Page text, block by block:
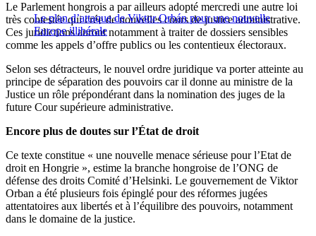
Le plan d’attaque de Viktor Orbán pour une nouvelle
Europe illibérale
Le Parlement hongrois a par ailleurs adopté mercredi une autre loi
très contestée qui crée de nouvelles cours de justice administrative.
Ces juridictions auront notamment à traiter de dossiers sensibles
comme les appels d’offre publics ou les contentieux électoraux.
Selon ses détracteurs, le nouvel ordre juridique va porter atteinte au
principe de séparation des pouvoirs car il donne au ministre de la
Justice un rôle prépondérant dans la nomination des juges de la
future Cour supérieure administrative.
Encore plus de doutes sur l’État de droit
Ce texte constitue « une nouvelle menace sérieuse pour l’Etat de
droit en Hongrie », estime la branche hongroise de l’ONG de
défense des droits Comité d’Helsinki. Le gouvernement de Viktor
Orban a été plusieurs fois épinglé pour des réformes jugées
attentatoires aux libertés et à l’équilibre des pouvoirs, notamment
dans le domaine de la justice.